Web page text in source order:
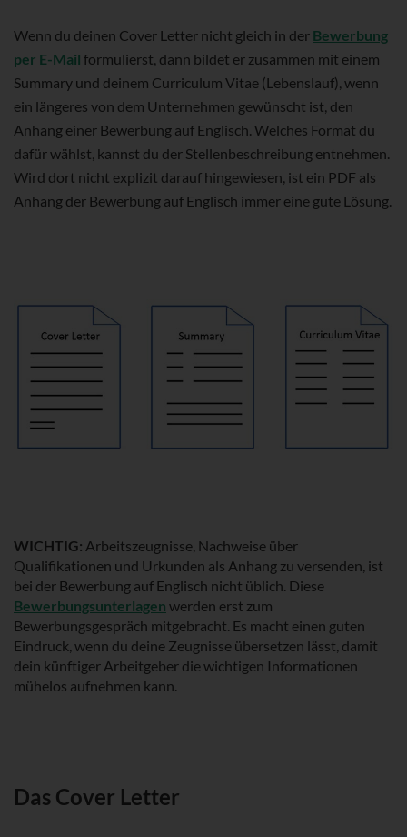
Wenn du deinen Cover Letter nicht gleich in der Bewerbung
per E-Mail formulierst, dann bildet er zusammen mit einem
Summary und deinem Curriculum Vitae (Lebenslauf), wenn
ein längeres von dem Unternehmen gewünscht ist, den
Anhang einer Bewerbung auf Englisch. Welches Format du
dafür wählst, kannst du der Stellenbeschreibung entnehmen.
Wird dort nicht explizit darauf hingewiesen, ist ein PDF als
Anhang der Bewerbung auf Englisch immer eine gute Lösung.
WICHTIG: Arbeitszeugnisse, Nachweise über
Qualifikationen und Urkunden als Anhang zu versenden, ist
bei der Bewerbung auf Englisch nicht üblich. Diese
Bewerbungsunterlagen werden erst zum
Bewerbungsgespräch mitgebracht. Es macht einen guten
Eindruck, wenn du deine Zeugnisse übersetzen lässt, damit
dein künftiger Arbeitgeber die wichtigen Informationen
mühelos aufnehmen kann.
Das Cover Letter